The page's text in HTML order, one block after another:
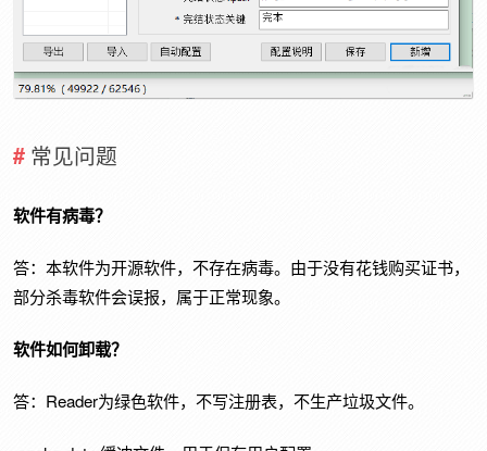
常见问题
软件有病毒？
答：本软件为开源软件，不存在病毒。由于没有花钱购买证书，
部分杀毒软件会误报，属于正常现象。
软件如何卸载？
答：Reader为绿色软件，不写注册表，不生产垃圾文件。